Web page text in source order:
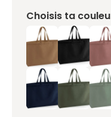
Choisis ta